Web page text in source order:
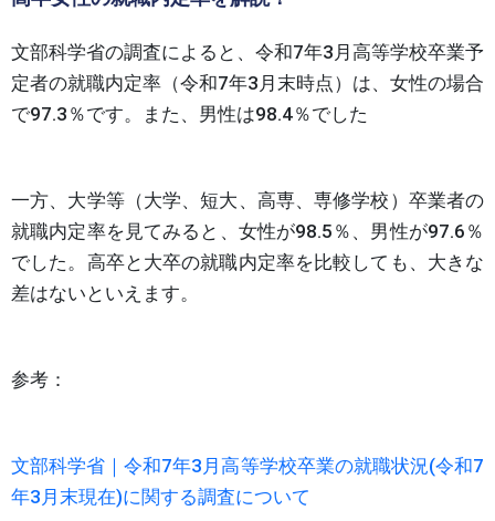
文部科学省の調査によると、令和7年3月高等学校卒業予
定者の就職内定率（令和7年3月末時点）は、女性の場合
で97.3％です。また、男性は98.4％でした
一方、大学等（大学、短大、高専、専修学校）卒業者の
就職内定率を見てみると、女性が98.5％、男性が97.6％
でした。高卒と大卒の就職内定率を比較しても、大きな
差はないといえます。
参考：
文部科学省｜令和7年3月高等学校卒業の就職状況(令和7
年3月末現在)に関する調査について